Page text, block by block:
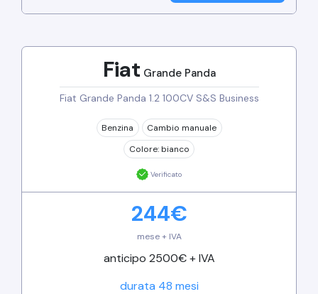
Fiat Grande Panda
Fiat Grande Panda 1.2 100CV S&S Business
Benzina Cambio manuale
Colore:bianco
Verificato
244€
mese + IVA
anticipo 2500€ + IVA
durata 48 mesi